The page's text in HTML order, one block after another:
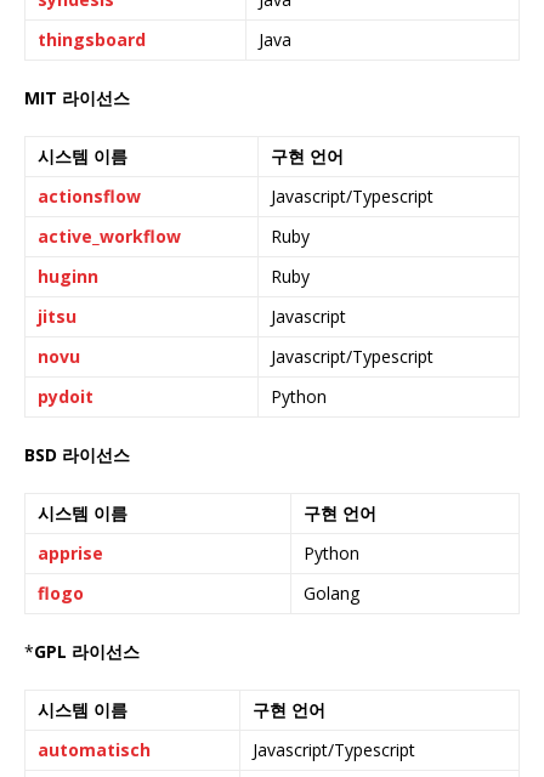
thingsboard
Java
MIT 라이선스
시스템 이름
구현 언어
actionsflow
Javascript/Typescript
active_workflow
Ruby
huginn
Ruby
jitsu
Javascript
novu
Javascript/Typescript
pydoit
Python
BSD 라이선스
시스템 이름
구현 언어
apprise
Python
flogo
Golang
*GPL 라이선스
시스템 이름
구현 언어
automatisch
Javascript/Typescript